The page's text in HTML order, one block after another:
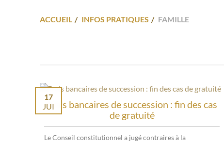
ACCUEIL INFOS PRATIQUES FAMILLE
Frais bancaires de succession : fin des cas
de gratuité
17
JUI
Le Conseil constitutionnel a jugé contraires à la